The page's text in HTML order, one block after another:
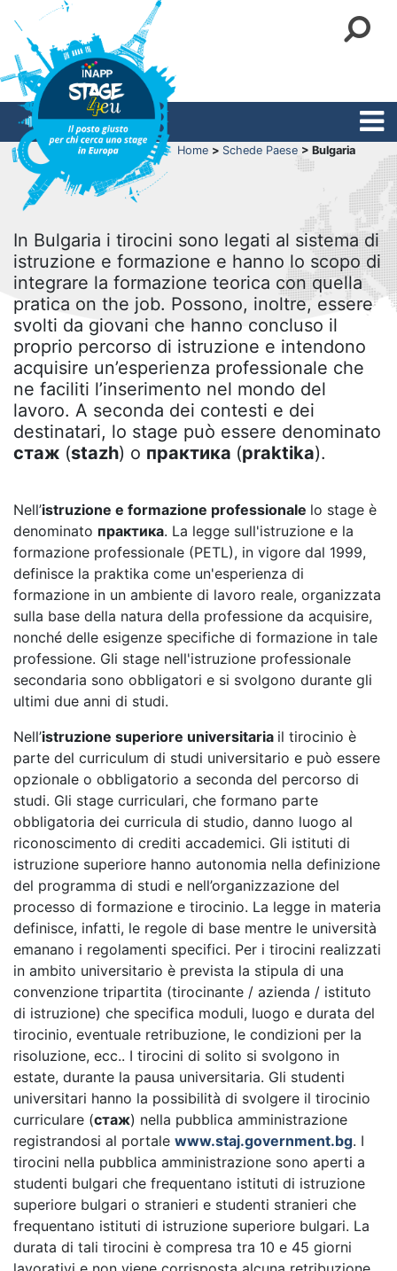
Home > Schede Paese > Bulgaria
In Bulgaria i tirocini sono legati al sistema di
istruzione e formazione e hanno lo scopo di
integrare la formazione teorica con quella
pratica on the job. Possono, inoltre, essere
svolti da giovani che hanno concluso il
proprio percorso di istruzione e intendono
acquisire un’esperienza professionale che
ne faciliti l’inserimento nel mondo del
lavoro. A seconda dei contesti e dei
destinatari, lo stage può essere denominato
стаж (stazh) o практика (praktika).
Nell’istruzione e formazione professionale lo stage è
denominato практика. La legge sull'istruzione e la
formazione professionale (PETL), in vigore dal 1999,
definisce la praktika come un'esperienza di
formazione in un ambiente di lavoro reale, organizzata
sulla base della natura della professione da acquisire,
nonché delle esigenze specifiche di formazione in tale
professione. Gli stage nell'istruzione professionale
secondaria sono obbligatori e si svolgono durante gli
ultimi due anni di studi.
Nell’istruzione superiore universitaria il tirocinio è
parte del curriculum di studi universitario e può essere
opzionale o obbligatorio a seconda del percorso di
studi. Gli stage curriculari, che formano parte
obbligatoria dei curricula di studio, danno luogo al
riconoscimento di crediti accademici. Gli istituti di
istruzione superiore hanno autonomia nella definizione
del programma di studi e nell’organizzazione del
processo di formazione e tirocinio. La legge in materia
definisce, infatti, le regole di base mentre le università
emanano i regolamenti specifici. Per i tirocini realizzati
in ambito universitario è prevista la stipula di una
convenzione tripartita (tirocinante / azienda / istituto
di istruzione) che specifica moduli, luogo e durata del
tirocinio, eventuale retribuzione, le condizioni per la
risoluzione, ecc.. I tirocini di solito si svolgono in
estate, durante la pausa universitaria. Gli studenti
universitari hanno la possibilità di svolgere il tirocinio
curriculare (стаж) nella pubblica amministrazione
registrandosi al portale www.staj.government.bg. I
tirocini nella pubblica amministrazione sono aperti a
studenti bulgari che frequentano istituti di istruzione
superiore bulgari o stranieri e studenti stranieri che
frequentano istituti di istruzione superiore bulgari. La
durata di tali tirocini è compresa tra 10 e 45 giorni